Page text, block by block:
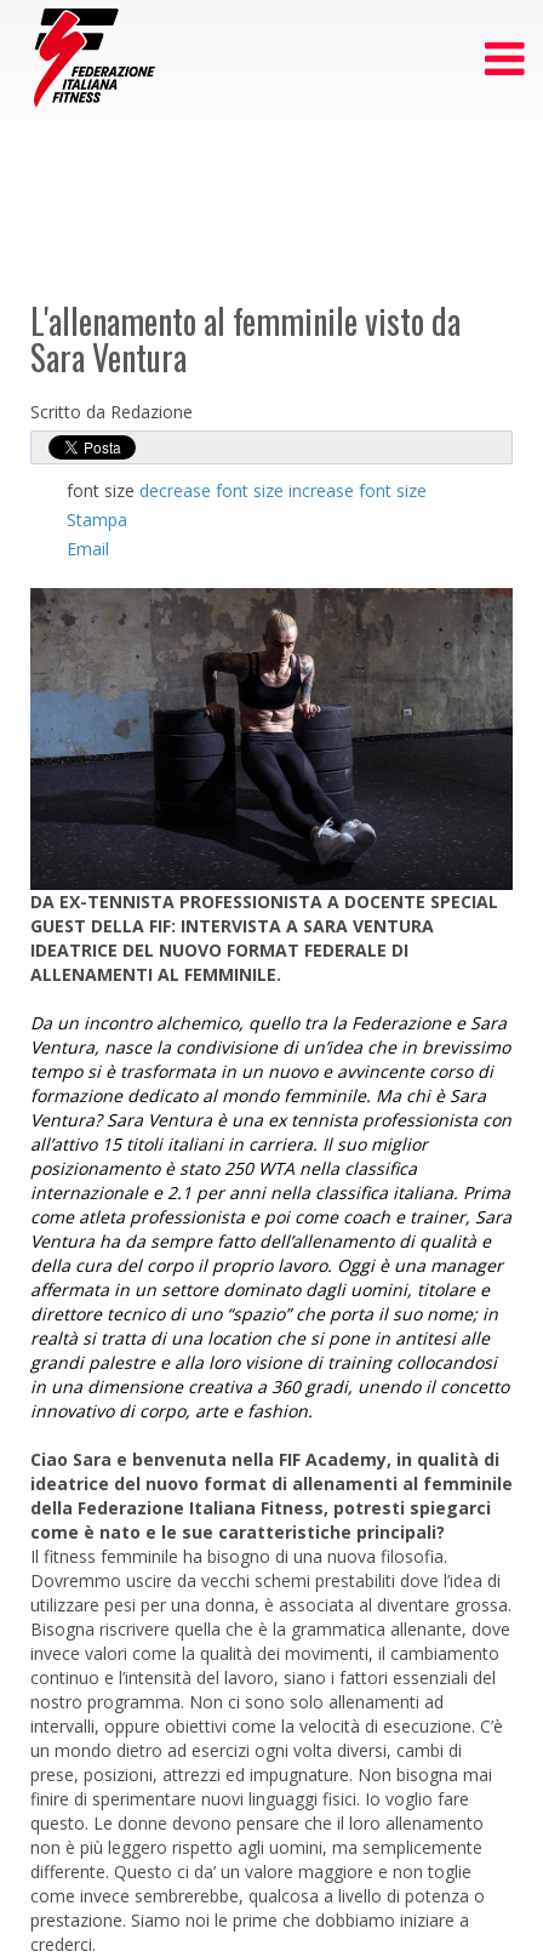
L'allenamento al femminile visto da
Sara Ventura
Scritto da Redazione
font size decrease font size increase font size
Stampa
Email
DA EX-TENNISTA PROFESSIONISTA A DOCENTE SPECIAL
GUEST DELLA FIF: INTERVISTA A SARA VENTURA
IDEATRICE DEL NUOVO FORMAT FEDERALE DI
ALLENAMENTI AL FEMMINILE.
Da un incontro alchemico, quello tra la Federazione e Sara
Ventura, nasce la condivisione di un’idea che in brevissimo
tempo si è trasformata in un nuovo e avvincente corso di
formazione dedicato al mondo femminile. Ma chi è Sara
Ventura? Sara Ventura è una ex tennista professionista con
all’attivo 15 titoli italiani in carriera. Il suo miglior
posizionamento è stato 250 WTA nella classifica
internazionale e 2.1 per anni nella classifica italiana. Prima
come atleta professionista e poi come coach e trainer, Sara
Ventura ha da sempre fatto dell’allenamento di qualità e
della cura del corpo il proprio lavoro. Oggi è una manager
affermata in un settore dominato dagli uomini, titolare e
direttore tecnico di uno “spazio” che porta il suo nome; in
realtà si tratta di una location che si pone in antitesi alle
grandi palestre e alla loro visione di training collocandosi
in una dimensione creativa a 360 gradi, unendo il concetto
innovativo di corpo, arte e fashion.
Ciao Sara e benvenuta nella FIF Academy, in qualità di
ideatrice del nuovo format di allenamenti al femminile
della Federazione Italiana Fitness, potresti spiegarci
come è nato e le sue caratteristiche principali?
Il fitness femminile ha bisogno di una nuova filosofia.
Dovremmo uscire da vecchi schemi prestabiliti dove l’idea di
utilizzare pesi per una donna, è associata al diventare grossa.
Bisogna riscrivere quella che è la grammatica allenante, dove
invece valori come la qualità dei movimenti, il cambiamento
continuo e l’intensità del lavoro, siano i fattori essenziali del
nostro programma. Non ci sono solo allenamenti ad
intervalli, oppure obiettivi come la velocità di esecuzione. C’è
un mondo dietro ad esercizi ogni volta diversi, cambi di
prese, posizioni, attrezzi ed impugnature. Non bisogna mai
finire di sperimentare nuovi linguaggi fisici. Io voglio fare
questo. Le donne devono pensare che il loro allenamento
non è più leggero rispetto agli uomini, ma semplicemente
differente. Questo ci da’ un valore maggiore e non toglie
come invece sembrerebbe, qualcosa a livello di potenza o
prestazione. Siamo noi le prime che dobbiamo iniziare a
crederci.